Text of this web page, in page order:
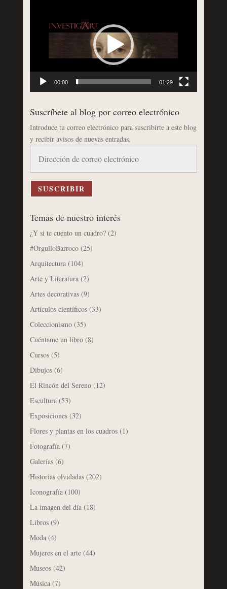
00:00 01:29
Suscríbete al blog por correo electrónico
Introduce tu correo electrónico para suscribirte a este blog
y recibir avisos de nuevas entradas.
correo
electrónico
SUSCRIBIR
Temas de nuestro interés
¿Y si te cuento un cuadro?(2)
#OrgulloBarroco(25)
Arquitectura(104)
Arte y Literatura(2)
Artes decorativas(9)
Artículos científicos(33)
Coleccionismo(35)
Cuéntame un libro(8)
Cursos(5)
Dibujos(6)
El Rincón del Sereno(12)
Escultura(53)
Exposiciones(32)
Flores y plantas en los cuadros(1)
Fotografía(7)
Galerías(6)
Historias olvidadas(202)
Iconografía(100)
La imagen del día(18)
Libros(9)
Moda(4)
Mujeres en el arte(44)
Museos(42)
Música(7)